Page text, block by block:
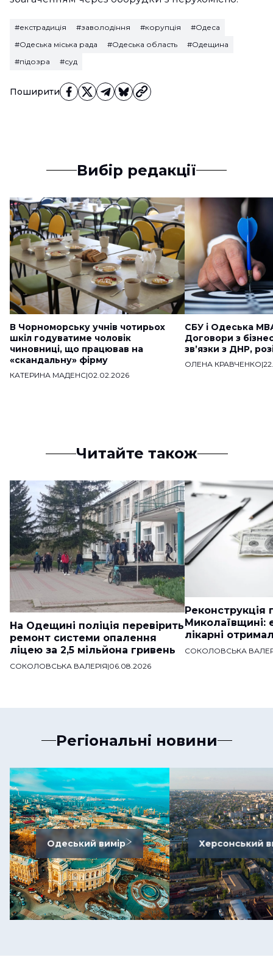
Поширити
#екстрадиція #заволодіння #корупція
#Одеса
#Одеська міська рада
#Одеська область
#Одещина
#підозра
#суд
Вибір редакції
В Чорноморську учнів чотирьох
шкіл годуватиме чоловік
чиновниці, що працював на
«скандальну» фірму
КАТЕРИНА МАДЕНС|02.02.2026
СБУ і Одеська
Договори з
звʼязки з ДНР,
ОЛЕНА КРАВЧЕНКО|
Читайте також
На Одещині поліція перевірить
ремонт системи опалення
ліцею за 2,5 мільйона гривень
СОКОЛОВСЬКА ВАЛЕРІЯ|06.08.2026
Реконструкція
Миколаївщині:
лікарні
СОКОЛОВСЬКА
Регіональні новини
Одеський вимір Херсонський